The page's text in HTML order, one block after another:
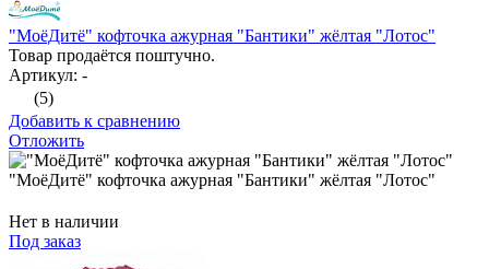
"МоёДитё" кофточка ажурная "Бантики" жёлтая "Лотос"
Товар продаётся поштучно.
Артикул: -
(5)
Добавить к сравнению
Отложить
"МоёДитё" кофточка ажурная "Бантики" жёлтая "Лотос"
Нет в наличии
Под заказ